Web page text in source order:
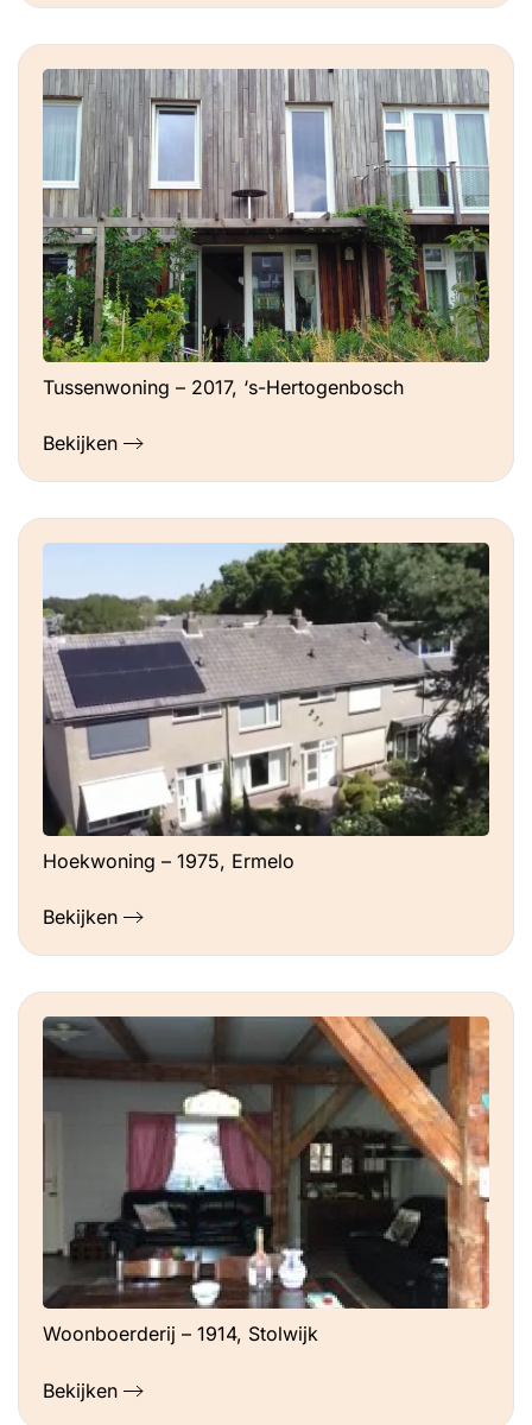
Tussenwoning – 2017, ‘s-Hertogenbosch
Bekijken
Hoekwoning – 1975, Ermelo
Bekijken
Woonboerderij – 1914, Stolwijk
Bekijken